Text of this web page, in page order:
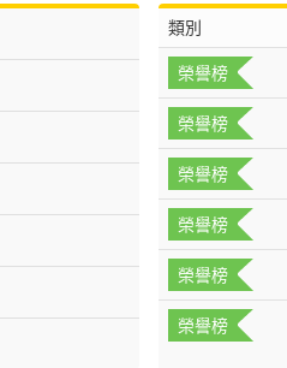
類別
榮譽榜
榮譽榜
榮譽榜
榮譽榜
榮譽榜
榮譽榜